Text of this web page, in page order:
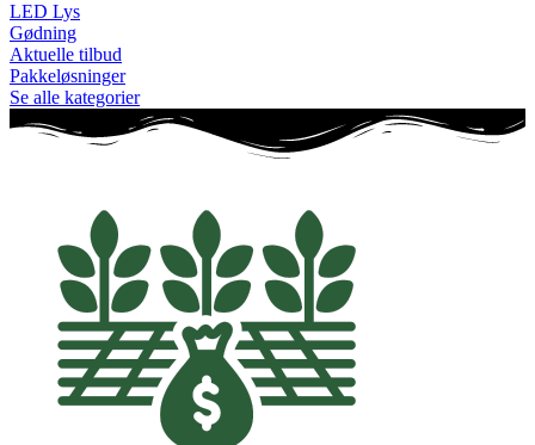
LED Lys
Gødning
Aktuelle tilbud
Pakkeløsninger
Se alle kategorier